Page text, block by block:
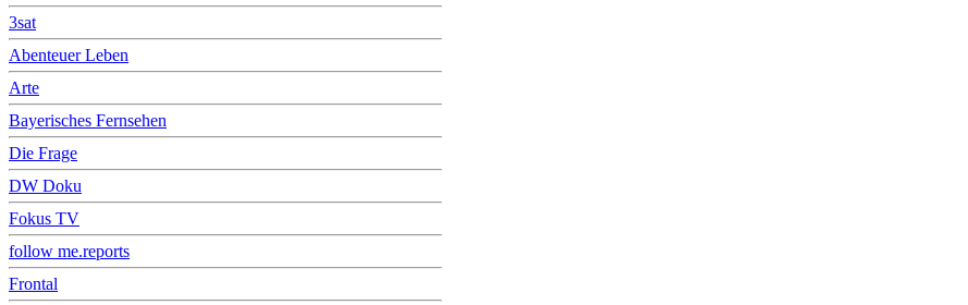
3sat
Abenteuer Leben
Arte
Bayerisches Fernsehen
Die Frage
DW Doku
Fokus TV
follow me.reports
Frontal